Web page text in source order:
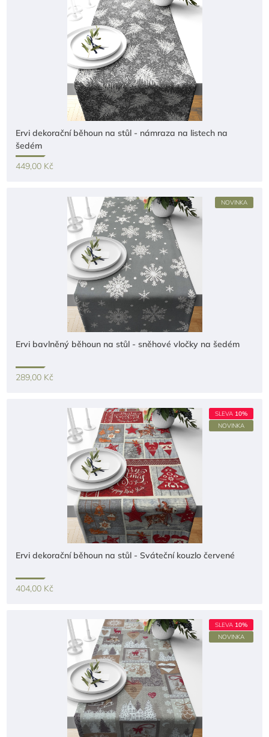
Ervi dekorační běhoun na stůl - námraza na listech na
šedém
449,00 Kč
NOVINKA
Ervi bavlněný běhoun na stůl - sněhové vločky na šedém
289,00 Kč
SLEVA 10%
NOVINKA
Ervi dekorační běhoun na stůl - Sváteční kouzlo červené
404,00 Kč
SLEVA 10%
NOVINKA